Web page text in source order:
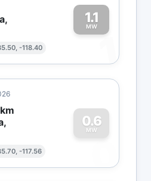
-118.40
1.1
MW
1
-117.56
0.6
MW
0